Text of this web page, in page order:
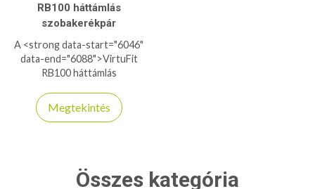
RB100 háttámlás
szobakerékpár
A <strong data-start="6046"
data-end="6088">VirtuFit
RB100 háttámlás
tökéletes választás, ha
kényelmes, ízületkímélő és
testtartást biztosít, így
hosszabb edzések is
Megtekintés
Összes kategória